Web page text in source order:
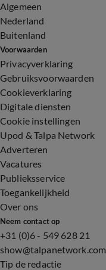
Algemeen
Nederland
Buitenland
Voorwaarden
Privacyverklaring
Gebruiksvoorwaarden
Cookieverklaring
Digitale diensten
Cookie instellingen
Upod & Talpa Network
Adverteren
Vacatures
Publieksservice
Toegankelijkheid
Over ons
Neem contact op
+31 (0)6 - 549 628 21
show@talpanetwork.com
Tip de redactie